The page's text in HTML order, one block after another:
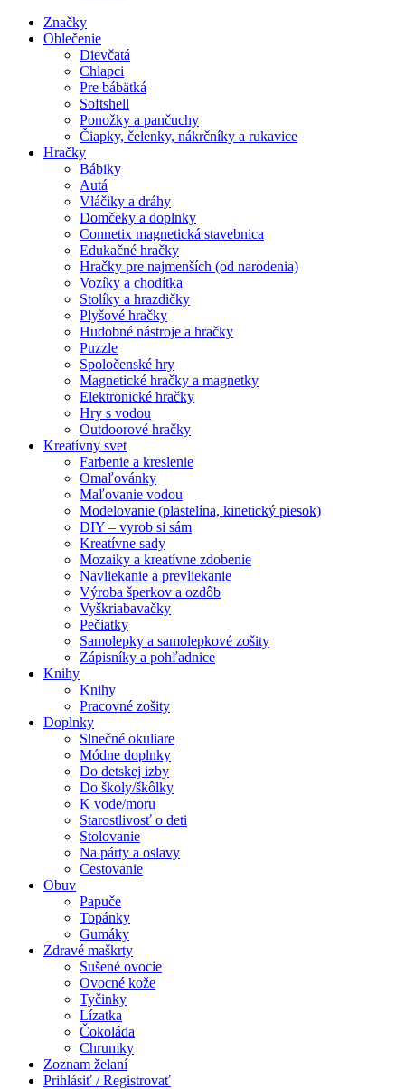
Značky
Oblečenie
Dievčatá
Chlapci
Pre bábätká
Softshell
Ponožky a pančuchy
Čiapky, čelenky, nákrčníky a rukavice
Hračky
Bábiky
Autá
Vláčiky a dráhy
Domčeky a doplnky
Connetix magnetická stavebnica
Edukačné hračky
Hračky pre najmenších (od narodenia)
Vozíky a chodítka
Stolíky a hrazdičky
Plyšové hračky
Hudobné nástroje a hračky
Puzzle
Spoločenské hry
Magnetické hračky a magnetky
Elektronické hračky
Hry s vodou
Outdoorové hračky
Kreatívny svet
Farbenie a kreslenie
Omaľovánky
Maľovanie vodou
Modelovanie (plastelína, kinetický piesok)
DIY – vyrob si sám
Kreatívne sady
Mozaiky a kreatívne zdobenie
Navliekanie a prevliekanie
Výroba šperkov a ozdôb
Vyškriabavačky
Pečiatky
Samolepky a samolepkové zošity
Zápisníky a pohľadnice
Knihy
Knihy
Pracovné zošity
Doplnky
Slnečné okuliare
Módne doplnky
Do detskej izby
Do školy/škôlky
K vode/moru
Starostlivosť o deti
Stolovanie
Na párty a oslavy
Cestovanie
Obuv
Papuče
Topánky
Gumáky
Zdravé maškrty
Sušené ovocie
Ovocné kože
Tyčinky
Lízatka
Čokoláda
Chrumky
Zoznam želaní
Prihlásiť / Registrovať